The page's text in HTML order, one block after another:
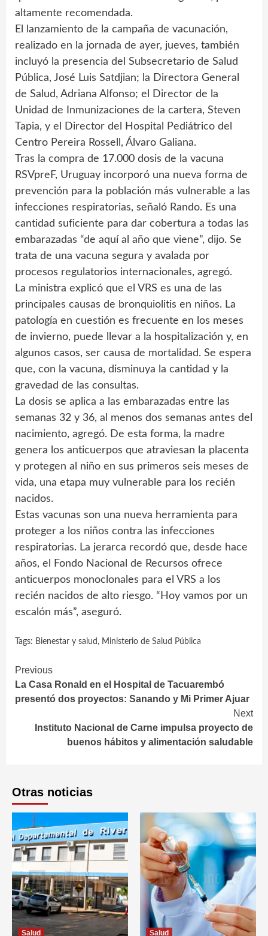
altamente recomendada.
El lanzamiento de la campaña de vacunación,
realizado en la jornada de ayer, jueves, también
incluyó la presencia del Subsecretario de Salud
Pública, José Luis Satdjian; la Directora General
de Salud, Adriana Alfonso; el Director de la
Unidad de Inmunizaciones de la cartera, Steven
Tapia, y el Director del Hospital Pediátrico del
Centro Pereira Rossell, Álvaro Galiana.
Tras la compra de 17.000 dosis de la vacuna
RSVpreF, Uruguay incorporó una nueva forma de
prevención para la población más vulnerable a las
infecciones respiratorias, señaló Rando. Es una
cantidad suficiente para dar cobertura a todas las
embarazadas “de aquí al año que viene”, dijo. Se
trata de una vacuna segura y avalada por
procesos regulatorios internacionales, agregó.
La ministra explicó que el VRS es una de las
principales causas de bronquiolitis en niños. La
patología en cuestión es frecuente en los meses
de invierno, puede llevar a la hospitalización y, en
algunos casos, ser causa de mortalidad. Se espera
que, con la vacuna, disminuya la cantidad y la
gravedad de las consultas.
La dosis se aplica a las embarazadas entre las
semanas 32 y 36, al menos dos semanas antes del
nacimiento, agregó. De esta forma, la madre
genera los anticuerpos que atraviesan la placenta
y protegen al niño en sus primeros seis meses de
vida, una etapa muy vulnerable para los recién
nacidos.
Estas vacunas son una nueva herramienta para
proteger a los niños contra las infecciones
respiratorias. La jerarca recordó que, desde hace
años, el Fondo Nacional de Recursos ofrece
anticuerpos monoclonales para el VRS a los
recién nacidos de alto riesgo. “Hoy vamos por un
escalón más”, aseguró.
Tags: Bienestar y salud , Ministerio de Salud Pública
Continue
Reading
Previous
La Casa Ronald en el Hospital de Tacuarembó
presentó dos proyectos: Sanando y Mi Primer Ajuar
Next
Instituto Nacional de Carne impulsa proyecto de
buenos hábitos y alimentación saludable
Otras noticias
Salud Salud